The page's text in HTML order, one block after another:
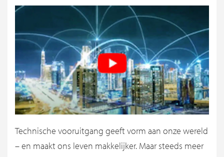
Technische vooruitgang geeft vorm aan onze wereld
– en maakt ons leven makkelijker. Maar steeds meer